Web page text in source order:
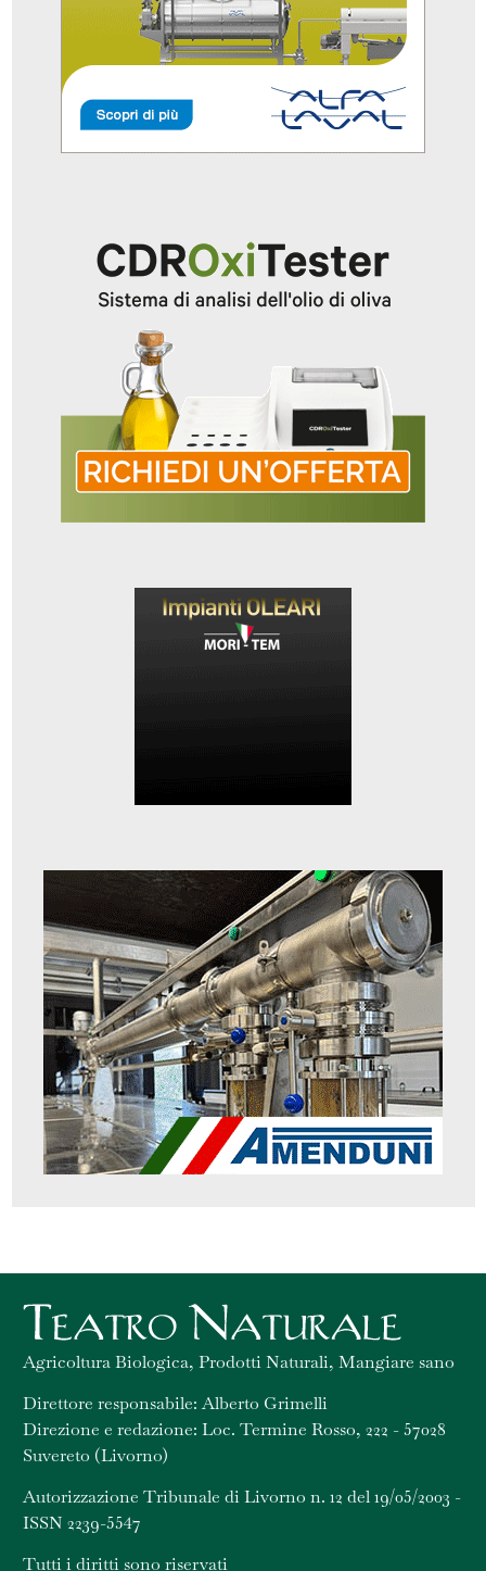
Agricoltura Biologica, Prodotti Naturali, Mangiare sano
Direttore responsabile: Alberto Grimelli
Direzione e redazione: Loc. Termine Rosso, 222 - 57028
Suvereto (Livorno)
Autorizzazione Tribunale di Livorno n. 12 del 19/05/2003 -
ISSN 2239-5547
Tutti i diritti sono riservati